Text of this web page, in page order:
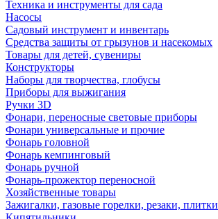
Техника и инструменты для сада
Насосы
Садовый инструмент и инвентарь
Средства защиты от грызунов и насекомых
Товары для детей, сувениры
Конструкторы
Наборы для творчества, глобусы
Приборы для выжигания
Ручки 3D
Фонари, переносные световые приборы
Фонари универсальные и прочие
Фонарь головной
Фонарь кемпинговый
Фонарь ручной
Фонарь-прожектор переносной
Хозяйственные товары
Зажигалки, газовые горелки, резаки, плитки